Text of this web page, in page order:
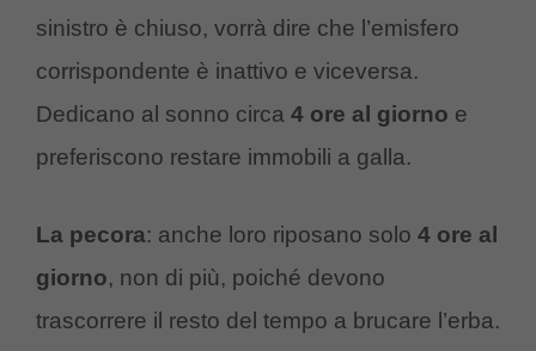
sinistro è chiuso, vorrà dire che l’emisfero
corrispondente è inattivo e viceversa.
Dedicano al sonno circa 4 ore al giorno e
preferiscono restare immobili a galla.
La pecora: anche loro riposano solo 4 ore al
giorno, non di più, poiché devono
trascorrere il resto del tempo a brucare l’erba.